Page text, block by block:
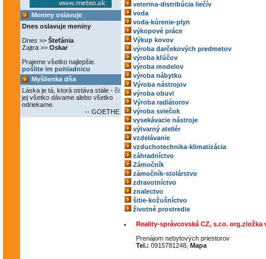
Meniny oslavuje
Dnes oslavuje meniny
Dnes >> Štefánia
Zajtra >> Oskar
Prajeme všetko najlepšie.
pošlite im pohladnicu
Myšlienka dňa
Láska je tá, ktorá ostáva stále - či
jej všetko dávame alebo všetko
odriekame.
-- GOETHE
veterina-distribúcia liečív
voda
voda-kúrenie-plyn
výkopové práce
Výkup kovov
výroba darčekových predmetov
výroba kľúčov
výroba modelov
výroba nábytku
Výroba nástrojov
výroba obuvi
Výroba radiátorov
výroba sviečok
vysekávacie nástroje
výtvarný ateliér
vzdelávanie
vzduchotechnika-klimatizácia
záhradníctvo
Zámočník
zámočník-stolárstvo
zdravotníctvo
znalectvo
šitie-kožušníctvo
životné prostredie
Reality-správcovská CZ, s.r.o. org.zložka
Prenájom nebytových priestorov
Tel.: 0915781248, Mapa